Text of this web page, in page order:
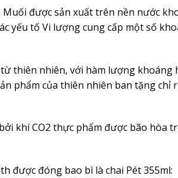
được sản xuất trên nền nước
yếu tố Vi lượng cung cấp một số
thiên nhiên, với hàm lượng khoáng
phẩm của thiên nhiên ban tặng chỉ
khí CO2 thực phẩm được bão hòa
được đóng bao bì là chai Pét 355ml: